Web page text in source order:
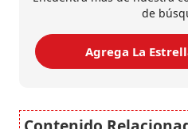
de
Agrega La